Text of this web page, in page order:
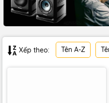
Xếp theo: Tên A-Z